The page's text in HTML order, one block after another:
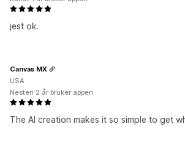
jest ok.
The AI creation makes it so simple to get
Canvas MX
USA
Nesten 2 år bruker appen